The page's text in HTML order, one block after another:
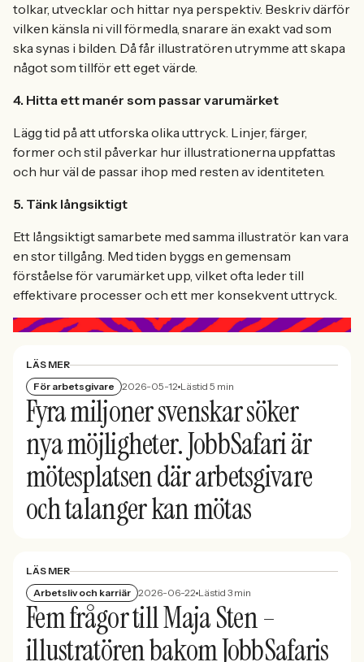
tolkar, utvecklar och hittar nya perspektiv. Beskriv därför
vilken känsla ni vill förmedla, snarare än exakt vad som
ska synas i bilden. Då får illustratören utrymme att skapa
något som tillför ett eget värde.
4. Hitta ett manér som passar varumärket
Lägg tid på att utforska olika uttryck. Linjer, färger,
former och stil påverkar hur illustrationerna uppfattas
och hur väl de passar ihop med resten av identiteten.
5. Tänk långsiktigt
Ett långsiktigt samarbete med samma illustratör kan vara
en stor tillgång. Med tiden byggs en gemensam
förståelse för varumärket upp, vilket ofta leder till
effektivare processer och ett mer konsekvent uttryck.
LÄS MER
För arbetsgivare
2026-05-12 Lästid 5 min
Fyra miljoner svenskar söker
nya möjligheter. JobbSafari är
mötesplatsen där arbetsgivare
och talanger kan mötas
LÄS MER
Arbetsliv och karriär 2026-06-22 Lästid 3 min
Fem frågor till Maja Sten –
illustratören bakom JobbSafaris